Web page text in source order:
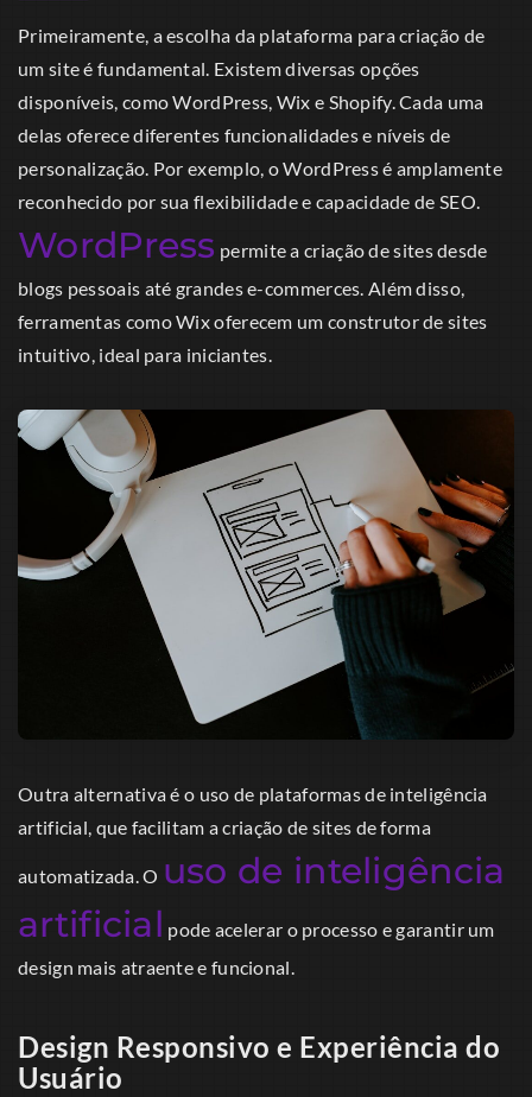
Primeiramente, a escolha da plataforma para criação de
um site é fundamental. Existem diversas opções
disponíveis, como WordPress, Wix e Shopify. Cada uma
delas oferece diferentes funcionalidades e níveis de
personalização. Por exemplo, o WordPress é amplamente
reconhecido por sua flexibilidade e capacidade de SEO.
WordPress permite a criação de sites desde
blogs pessoais até grandes e-commerces. Além disso,
ferramentas como Wix oferecem um construtor de sites
intuitivo, ideal para iniciantes.
Outra alternativa é o uso de plataformas de inteligência
artificial, que facilitam a criação de sites de forma
automatizada. O uso de inteligência
artificial pode acelerar o processo e garantir um
design mais atraente e funcional.
Design Responsivo e Experiência do
Usuário